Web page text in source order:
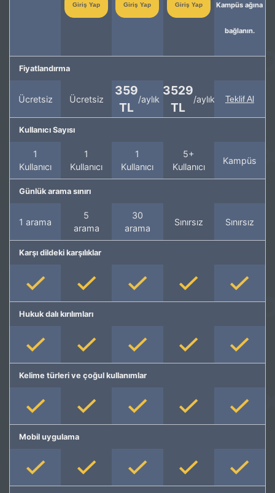
Giriş Yap Giriş Yap Giriş Yap Kampüs ağına
bağlanın.
Fiyatlandırma
Ücretsiz Ücretsiz
359
TL
/aylık
3529
TL
/aylık Teklif Al
Kullanıcı Sayısı
1
Kullanıcı
1
Kullanıcı
1
Kullanıcı
5+
Kullanıcı
Kampüs
Günlük arama sınırı
1 arama
5
arama
30
arama
Sınırsız Sınırsız
Karşı dildeki karşılıklar
Hukuk dalı kırılımları
Kelime türleri ve çoğul kullanımlar
Mobil uygulama